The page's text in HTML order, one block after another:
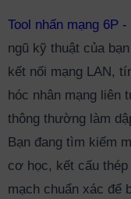
Tool nhấn mạng 6P -
ngũ kỹ thuật của
kết nối mạng LAN,
hóc nhân mạng liên
thông thường làm
Bạn đang tìm kiếm
cơ học, kết cấu
mạch chuẩn xác để